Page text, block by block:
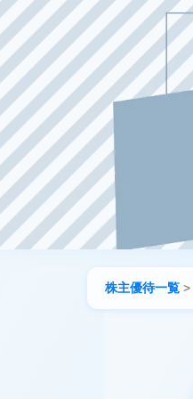
株主優待一覧 >